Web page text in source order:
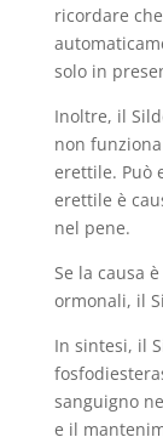
ricordare
solo in
Inoltre, il
non
erettile. Può
erettile è
nel pene.
Se la causa
ormonali, il
In sintesi, il
sanguigno
e il